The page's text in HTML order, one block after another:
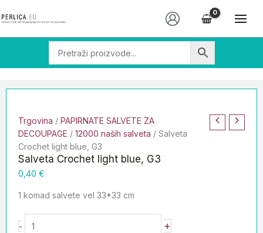
to
Trgovina / PAPIRNATE SALVETE ZA
DECOUPAGE / 12000 naših salveta / Salveta
Crochet light blue, G3
Salveta Crochet light blue, G3
0,40 €
1 komad salvete vel 33*33 cm
-
Crochet
količina
+